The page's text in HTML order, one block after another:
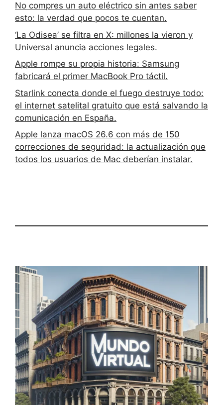
No compres un auto eléctrico sin antes saber
esto: la verdad que pocos te cuentan.
‘La Odisea’ se filtra en X: millones la vieron y
Universal anuncia acciones legales.
Apple rompe su propia historia: Samsung
fabricará el primer MacBook Pro táctil.
Starlink conecta donde el fuego destruye todo:
el internet satelital gratuito que está salvando la
comunicación en España.
Apple lanza macOS 26.6 con más de 150
correcciones de seguridad: la actualización que
todos los usuarios de Mac deberían instalar.